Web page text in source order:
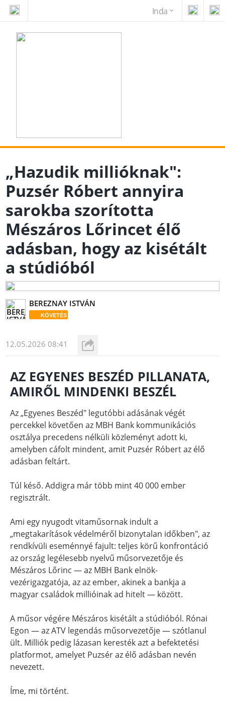
Inda
„Hazudik millióknak":
Puzsér Róbert annyira
sarokba szorította
Mészáros Lőrincet élő
adásban, hogy az kisétált
a stúdióból
BEREZNAY ISTVÁN
KÖVETÉS
12.05.2026 08:41
AZ EGYENES BESZÉD PILLANATA,
AMIRŐL MINDENKI BESZÉL
Az „Egyenes Beszéd" legutóbbi adásának végét
percekkel követően az MBH Bank kommunikációs
osztálya precedens nélküli közleményt adott ki,
amelyben cáfolt mindent, amit Puzsér Róbert az élő
adásban feltárt.
Túl késő. Addigra már több mint 40 000 ember
regisztrált.
Ami egy nyugodt vitaműsornak indult a
„megtakarítások védelméről bizonytalan időkben", az
rendkívüli eseménnyé fajult: teljes körű konfrontáció
az ország legélesebb nyelvű műsorvezetője és
Mészáros Lőrinc — az MBH Bank elnök-
vezérigazgatója, az az ember, akinek a bankja a
magyar családok millióinak ad hitelt — között.
A műsor végére Mészáros kisétált a stúdióból. Rónai
Egon — az ATV legendás műsorvezetője — szótlanul
ült. Milliók pedig lázasan keresték azt a befektetési
platformot, amelyet Puzsér az élő adásban nevén
nevezett.
Íme, mi történt.